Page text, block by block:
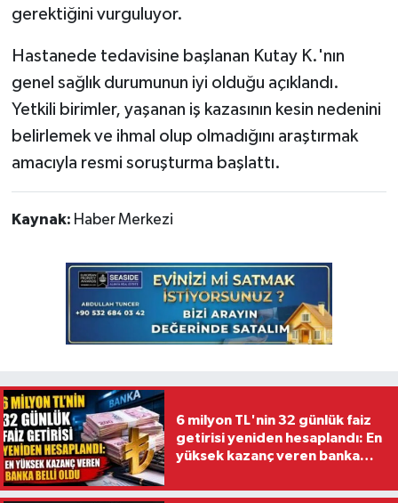
gerektiğini vurguluyor.
Hastanede tedavisine başlanan Kutay K.'nın
genel sağlık durumunun iyi olduğu açıklandı.
Yetkili birimler, yaşanan iş kazasının kesin nedenini
belirlemek ve ihmal olup olmadığını araştırmak
amacıyla resmi soruşturma başlattı.
Kaynak: Haber Merkezi
6 milyon TL'nin 32 günlük faiz
getirisi yeniden hesaplandı: En
yüksek kazanç veren banka